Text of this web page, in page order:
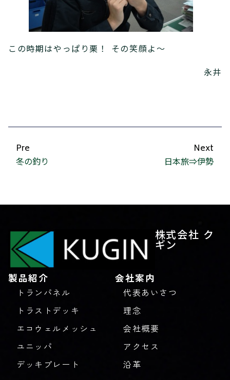
この時期はやっぱり栗！ その笑顔よ～
永井
Pre
冬の釣り
Next
日本旅⇒伊勢
株式会社 ク
ギン
製品紹介
トランパネル
トラストデッキ
エコウェルメッシュ
ユニッパ
デッキプレート
会社案内
代表あいさつ
理念
会社概要
アクセス
沿革